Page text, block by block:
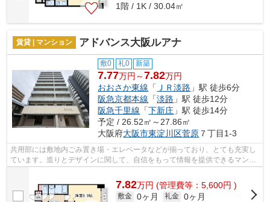
1階 / 1K / 30.04㎡
賃貸 | マンション アドバンス大阪ルアナ
敷0 礼0 新築
7.77万円～7.82万円
おおさか東線 「 ＪＲ淡路 」駅 徒歩6分
阪急京都本線 「淡路 」駅 徒歩12分
阪急千里線 「下新庄 」駅 徒歩14分
予定 / 26.52㎡～27.86㎡
大阪府大阪市東淀川区菅原 ７丁目1-3
共用部には敷地内ごみ置き場・エレベータなどが揃っており、とても充実し
ています。造りとデザインに関して、自信をもって情報を提供できるマンシ
7.82万円 (管理費等：5,600円 )
敷金 0ヶ月 礼金 0ヶ月